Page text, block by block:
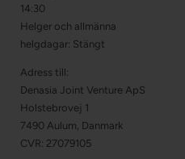
14:30
Helger och allmänna
helgdagar: Stängt
Adress till:
Denasia Joint Venture ApS
Holstebrovej 1
7490 Aulum, Danmark
CVR: 27079105